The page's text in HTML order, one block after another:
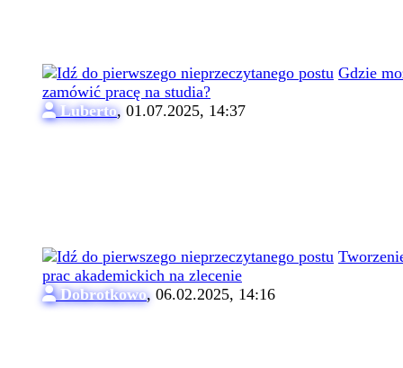
Gdzie
zamówić pracę na studia?
Luberto, 01.07.2025, 14:37
prac akademickich na zlecenie
Dobrotkowo, 06.02.2025, 14:16